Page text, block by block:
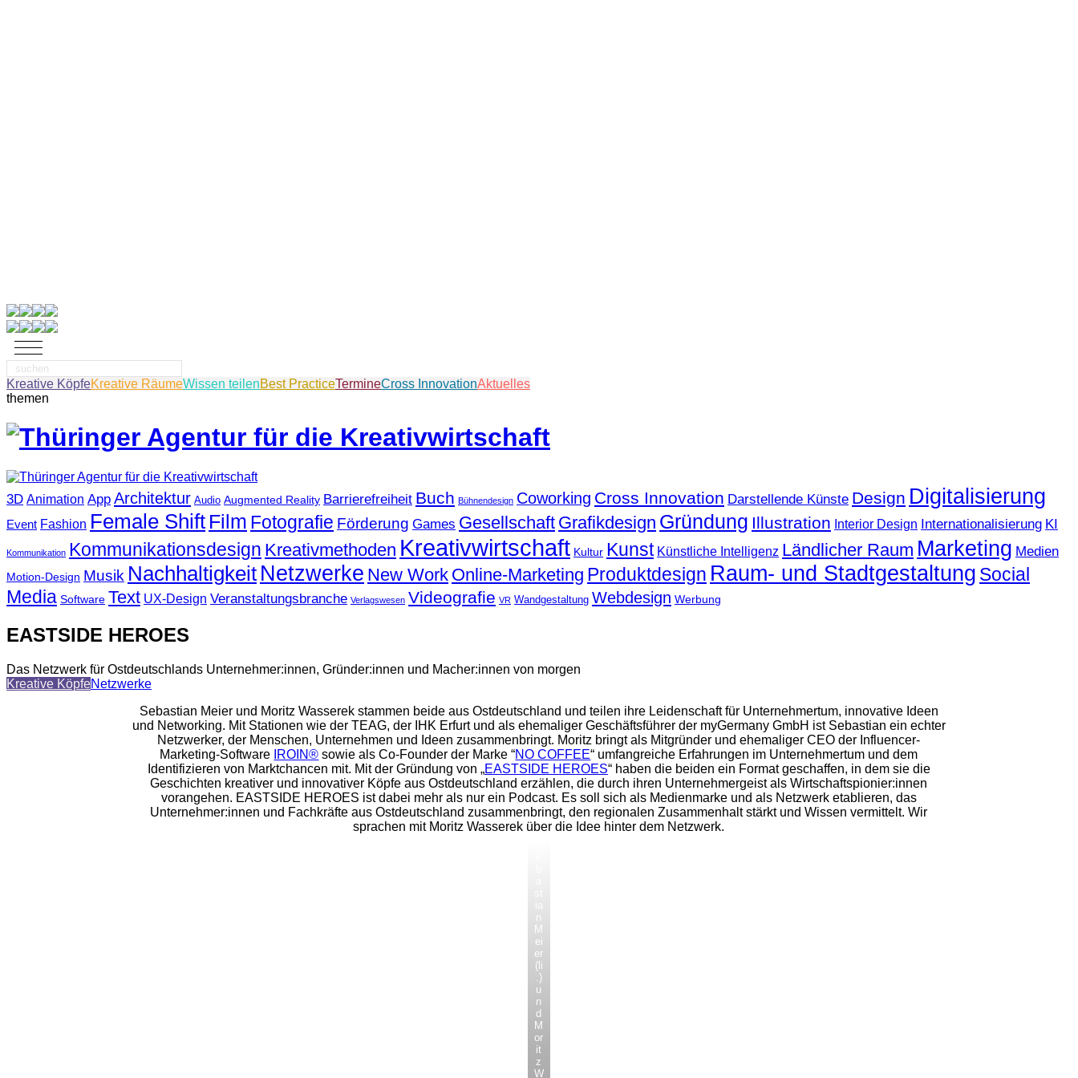
Suche
nach:
Kreative KöpfeKreative RäumeWissen teilenBest PracticeTermineCross InnovationAktuelles
themen
3D Animation App Architektur Audio Augmented Reality Barrierefreiheit Buch Bühnendesign Coworking Cross Innovation Darstellende Künste Design Digitalisierung
Event Fashion Female Shift Film Fotografie Förderung Games Gesellschaft Grafikdesign Gründung Illustration Interior Design Internationalisierung KI
Kommunikation Kommunikationsdesign Kreativmethoden Kreativwirtschaft Kultur Kunst Künstliche Intelligenz Ländlicher Raum Marketing Medien
Motion-Design Musik Nachhaltigkeit Netzwerke New Work Online-Marketing Produktdesign Raum- und Stadtgestaltung Social
Media Software Text UX-Design Veranstaltungsbranche Verlagswesen Videografie VR Wandgestaltung Webdesign Werbung
EASTSIDE HEROES
Das Netzwerk für Ostdeutschlands Unternehmer:innen, Gründer:innen und Macher:innen von morgen
Kreative KöpfeNetzwerke
Sebastian Meier und Moritz Wasserek stammen beide aus Ostdeutschland und teilen ihre Leidenschaft für Unternehmertum, innovative Ideen
und Networking. Mit Stationen wie der TEAG, der IHK Erfurt und als ehemaliger Geschäftsführer der myGermany GmbH ist Sebastian ein echter
Netzwerker, der Menschen, Unternehmen und Ideen zusammenbringt. Moritz bringt als Mitgründer und ehemaliger CEO der Influencer-
Marketing-Software IROIN® sowie als Co-Founder der Marke “NO COFFEE“ umfangreiche Erfahrungen im Unternehmertum und dem
Identifizieren von Marktchancen mit. Mit der Gründung von „EASTSIDE HEROES“ haben die beiden ein Format geschaffen, in dem sie die
Geschichten kreativer und innovativer Köpfe aus Ostdeutschland erzählen, die durch ihren Unternehmergeist als Wirtschaftspionier:innen
vorangehen. EASTSIDE HEROES ist dabei mehr als nur ein Podcast. Es soll sich als Medienmarke und als Netzwerk etablieren, das
Unternehmer:innen und Fachkräfte aus Ostdeutschland zusammenbringt, den regionalen Zusammenhalt stärkt und Wissen vermittelt. Wir
sprachen mit Moritz Wasserek über die Idee hinter dem Netzwerk.
n
M
ei
er
(li
.)
u
n
d
M
or
it
z
W